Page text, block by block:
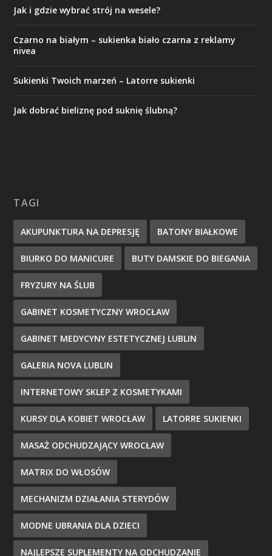
Jak i gdzie wybrać strój na wesele?
Czarno na białym – sukienka biało czarna z reklamy
nivea
Sukienki Twoich marzeń – Latorre sukienki
Jak dobrać bieliznę pod suknię ślubną?
TAGI
AKUPUNKTURA NA DEPRESJĘ BATONY BIAŁKOWE
BIURKO DO MANICURE BUTY DAMSKIE DO BIEGANIA
FRYZURY NA ŚLUB
GABINET KOSMETYCZNY WROCŁAW
GABINET MEDYCYNY ESTETYCZNEJ LUBLIN
GALERIA NOVA LUBLIN
INTERNETOWY SKLEP Z KOSMETYKAMI
KURSY DLA KOBIET WROCŁAW LATORRE SUKIENKI
MASAŻ ODCHUDZAJĄCY WROCŁAW
MATRIX DO WŁOSÓW
MECHANIZM DZIAŁANIA STERYDÓW
MODNE UBRANIA DLA DZIECI
NAJLEPSZE SUPLEMENTY NA ODCHUDZANIE